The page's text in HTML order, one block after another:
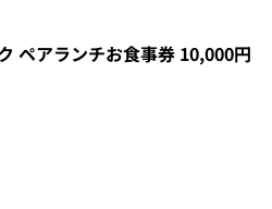
ペアランチお食事券 10,000円